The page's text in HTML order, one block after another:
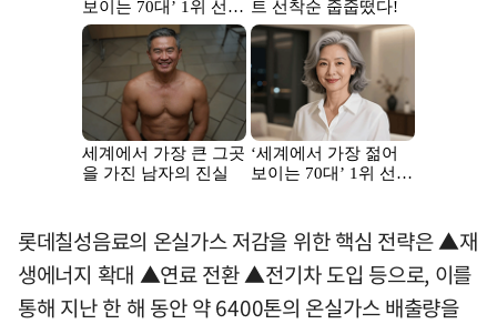
롯데칠성음료의 온실가스 저감을 위한 핵심 전략은 ▲재
생에너지 확대 ▲연료 전환 ▲전기차 도입 등으로, 이를
통해 지난 한 해 동안 약 6400톤의 온실가스 배출량을